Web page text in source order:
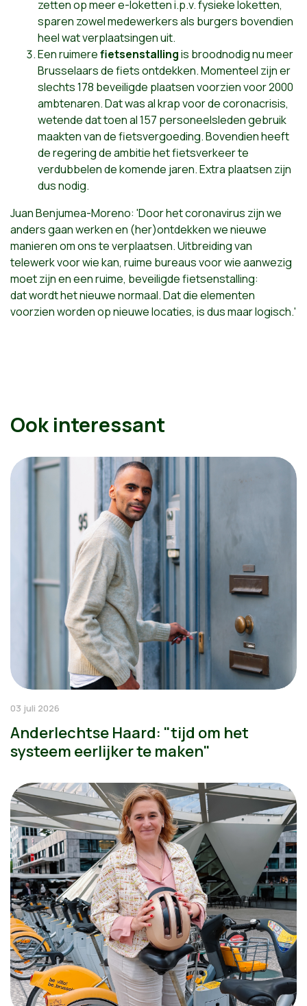
zetten op meer e-loketten i.p.v. fysieke loketten,
sparen zowel medewerkers als burgers bovendien
heel wat verplaatsingen uit.
Een ruimerefietsenstallingis broodnodig nu meer
Brusselaars de fiets ontdekken. Momenteel zijn er
slechts 178 beveiligde plaatsen voorzien voor 2000
ambtenaren. Dat was al krap voor de coronacrisis,
wetende dat toen al 157 personeelsleden gebruik
maakten van de fietsvergoeding. Bovendien heeft
de regering de ambitie het fietsverkeer te
verdubbelen de komende jaren. Extra plaatsen zijn
dus nodig.
Juan Benjumea-Moreno: 'Door het coronavirus zijn we
anders gaan werken en (her)ontdekken we nieuwe
manieren om ons te verplaatsen. Uitbreiding van
telewerk voor wie kan, ruime bureaus voor wie aanwezig
moet zijn en een ruime, beveiligde fietsenstalling:
dat wordt het nieuwe normaal. Dat die elementen
voorzien worden op nieuwe locaties, is dus maar logisch.'
Ook interessant
03 juli 2026
Anderlechtse Haard: "tijd om het
systeem eerlijker te maken"